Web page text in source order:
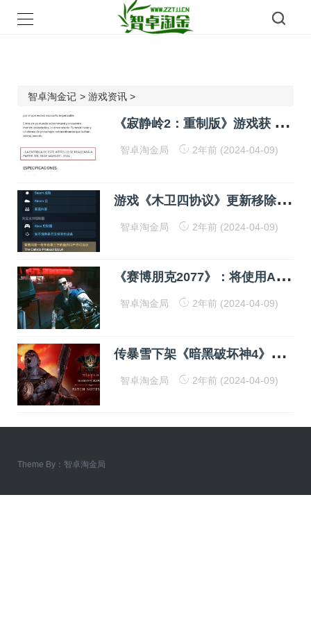
智卓淘金记 > 游戏资讯 >
《
寂静岭2：重制版》游戏获 ESRB“M”评级：有望于5月30日发售！
智卓淘金局 2年前 (2024-04-09)
游
戏《木卫四协议》更新移除Denuvo加密：部分玩家反映性能提升！
智卓淘金局 2年前 (2024-04-09)
《
赛博朋克2077》：将使用AI技术重现已故配音演员的声音！
智卓淘金局 2年前 (2024-04-09)
传
暴雪下架《暗黑破坏神4》经验值数学算错的血之赛季宣传片！
智卓淘金局 2年前 (2024-04-09)
Theme By： 智卓淘金局